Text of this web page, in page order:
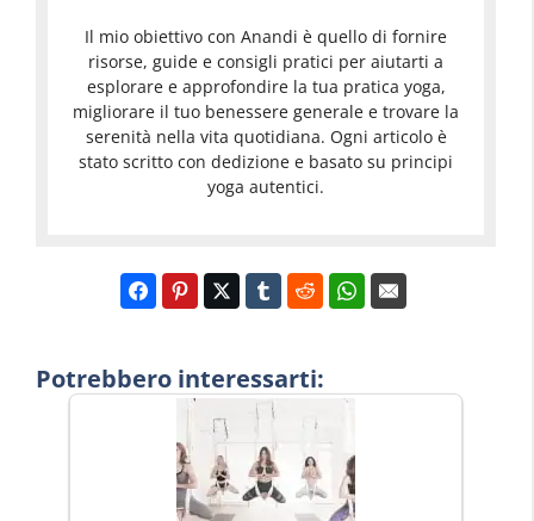
Il mio obiettivo con Anandi è quello di fornire
risorse, guide e consigli pratici per aiutarti a
esplorare e approfondire la tua pratica yoga,
migliorare il tuo benessere generale e trovare la
serenità nella vita quotidiana. Ogni articolo è
stato scritto con dedizione e basato su principi
yoga autentici.
Potrebbero interessarti: